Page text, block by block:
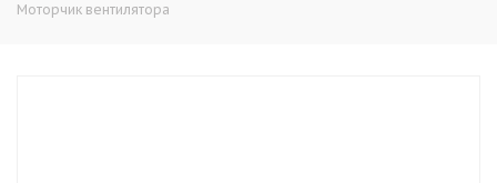
Моторчик вентилятора